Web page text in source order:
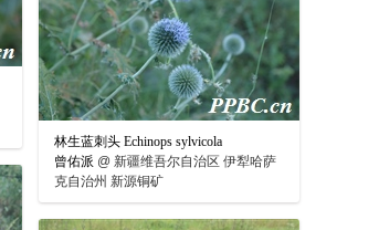
林生蓝刺头 Echinops sylvicola
曾佑派 @ 新疆维吾尔自治区 伊犁哈萨
克自治州 新源铜矿